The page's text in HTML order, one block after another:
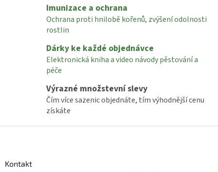
k
y
p
i
s
Imunizace a ochrana
Ochrana proti hnilobě kořenů, zvýšení odolnosti
rostlin
Dárky ke každé objednávce
Elektronická kniha a video návody pěstování a
péče
Výrazné množstevní slevy
Čím více sazenic objednáte, tím výhodnější cenu
získáte
Kontakt